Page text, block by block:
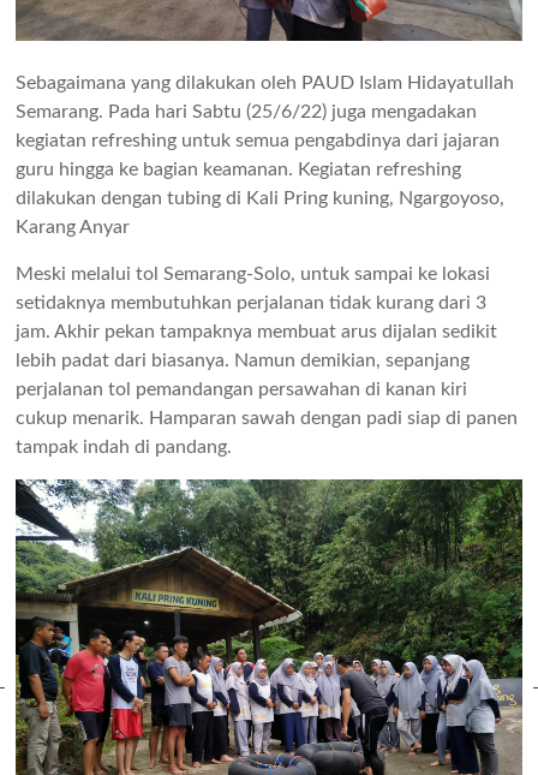
Sebagaimana yang dilakukan oleh PAUD Islam Hidayatullah
Semarang. Pada hari Sabtu (25/6/22) juga mengadakan
kegiatan refreshing untuk semua pengabdinya dari jajaran
guru hingga ke bagian keamanan. Kegiatan refreshing
dilakukan dengan tubing di Kali Pring kuning, Ngargoyoso,
Karang Anyar
Meski melalui tol Semarang-Solo, untuk sampai ke lokasi
setidaknya membutuhkan perjalanan tidak kurang dari 3
jam. Akhir pekan tampaknya membuat arus dijalan sedikit
lebih padat dari biasanya. Namun demikian, sepanjang
perjalanan tol pemandangan persawahan di kanan kiri
cukup menarik. Hamparan sawah dengan padi siap di panen
tampak indah di pandang.